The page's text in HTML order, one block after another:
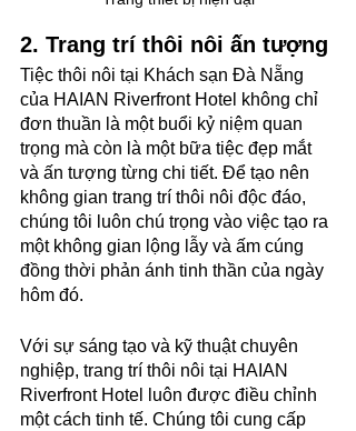
2. Trang trí thôi nôi ấn tượng
Tiệc thôi nôi tại Khách sạn Đà Nẵng
của HAIAN Riverfront Hotel không chỉ
đơn thuần là một buổi kỷ niệm quan
trọng mà còn là một bữa tiệc đẹp mắt
và ấn tượng từng chi tiết. Để tạo nên
không gian trang trí thôi nôi độc đáo,
chúng tôi luôn chú trọng vào việc tạo ra
một không gian lộng lẫy và ấm cúng
đồng thời phản ánh tinh thần của ngày
hôm đó.
Với sự sáng tạo và kỹ thuật chuyên
nghiệp, trang trí thôi nôi tại HAIAN
Riverfront Hotel luôn được điều chỉnh
một cách tinh tế. Chúng tôi cung cấp